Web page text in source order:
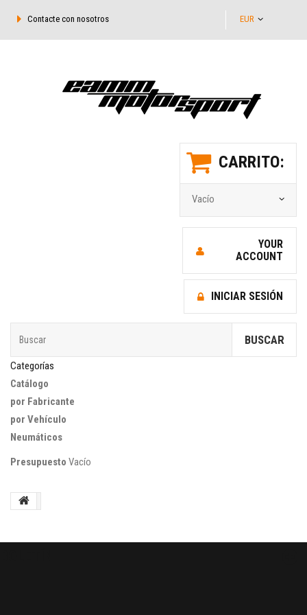
EUR
Contacte con nosotros
CARRITO:
Vacío
YOUR
ACCOUNT
INICIAR SESIÓN
BUSCAR
Categorías
Catálogo
por Fabricante
por Vehículo
Neumáticos
Presupuesto Vacío